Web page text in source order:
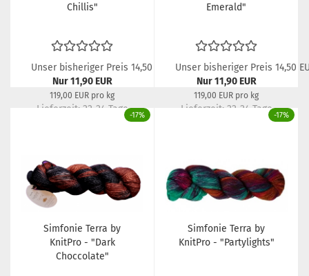
Chillis"
Unser bisheriger Preis 14,50 EUR
Nur 11,90 EUR
119,00 EUR pro kg
Lieferzeit: 22-24 Tage
Emerald"
Unser bisheriger Preis 14,50
Nur 11,90 EUR
119,00 EUR pro kg
Lieferzeit: 22-24 Tage
-17%
Simfonie Terra by
KnitPro - "Dark
Choccolate"
-17%
Simfonie Terra by
KnitPro - "Partylights"